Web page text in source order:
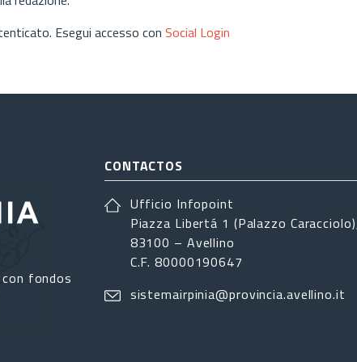
Esegui accesso con Social Login
fondos
CONTACTOS
Ufficio Infopoint
Piazza Libertá 1 (Palazzo
83100 – Avellino
C.F. 80000190647
sistemairpinia@provincia.avellino.it